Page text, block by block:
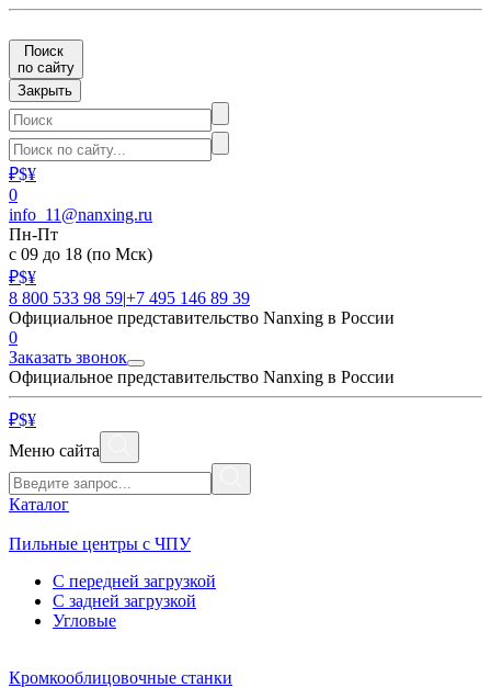
Поиск
по сайту
Закрыть
₽$¥
0
info_11@nanxing.ru
Пн-Пт
с 09 до 18 (по Мск)
₽$¥
8 800 533 98 59|+7 495 146 89 39
Официальное представительство Nanxing в России
0
Заказать звонок
Официальное представительство Nanxing в России
₽$¥
Меню сайта
Каталог
Пильные центры с ЧПУ
С передней загрузкой
С задней загрузкой
Угловые
Кромкооблицовочные станки